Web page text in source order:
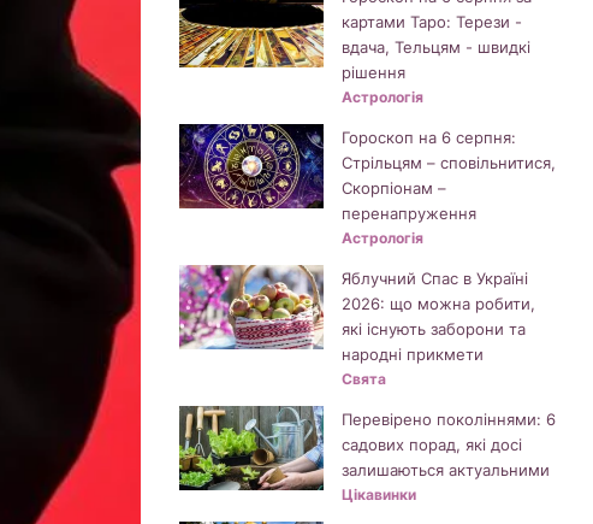
картами Таро: Терези -
вдача, Тельцям - швидкі
рішення
Астрологія
Гороскоп на 6 серпня:
Стрільцям – сповільнитися,
Скорпіонам –
перенапруження
Астрологія
Яблучний Спас в Україні
2026: що можна робити,
які існують заборони та
народні прикмети
Свята
Перевірено поколіннями: 6
садових порад, які досі
залишаються актуальними
Цікавинки